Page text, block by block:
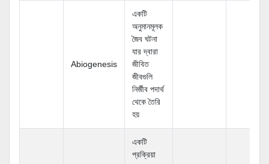
Abiogenesis
একটি
অনুমানমূলক
জৈব ঘটনা
যার দ্বারা
জীবিত
জীবগুলি
নির্জীব পদার্থ
থেকে তৈরি
হয়
একটি
প্রক্রিয়া